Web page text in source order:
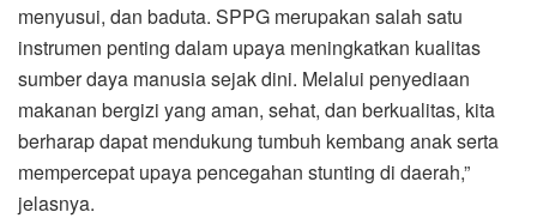
menyusui, dan baduta. SPPG merupakan salah satu
instrumen penting dalam upaya meningkatkan kualitas
sumber daya manusia sejak dini. Melalui penyediaan
makanan bergizi yang aman, sehat, dan berkualitas, kita
berharap dapat mendukung tumbuh kembang anak serta
mempercepat upaya pencegahan stunting di daerah,”
jelasnya.